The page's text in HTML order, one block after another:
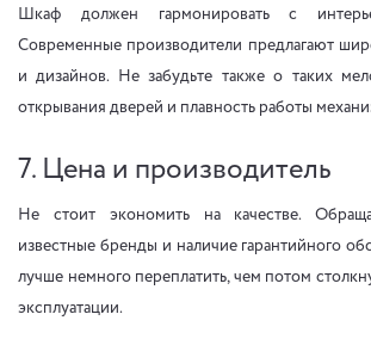
Шкаф должен гармонировать с
Современные производители предлагают
и дизайнов. Не забудьте также о таких
открывания дверей и плавность работы
7. Цена и производитель
Не стоит экономить на качестве.
известные бренды и наличие гарантийного
лучше немного переплатить, чем потом
эксплуатации.